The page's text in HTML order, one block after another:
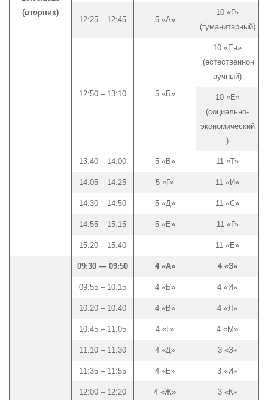
(вторник)
12:25 – 12:45 5 «А»
10 «Г»
(гуманитарный)
12:50 – 13:10 5 «Б»
10 «Ен»
(естественнон
аучный)
10 «Е»
(социально-
экономический
)
13:40 – 14:00 5 «В» 11 «Т»
14:05 – 14:25 5 «Г» 11 «И»
14:30 – 14:50 5 «Д» 11 «С»
14:55 – 15:15 5 «Е» 11 «Г»
15:20 – 15:40 — 11 «Е»
09:30 — 09:50 4 «А» 4 «З»
09:55 – 10:15 4 «Б» 4 «И»
10:20 – 10:40 4 «В» 4 «Л»
10:45 – 11:05 4 «Г» 4 «М»
11:10 – 11:30 4 «Д» 3 «З»
11:35 – 11:55 4 «Е» 3 «И»
12:00 – 12:20 4 «Ж» 3 «К»